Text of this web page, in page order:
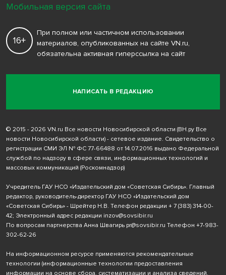
НАПИСАТЬ В РЕДАКЦИЮ
16+
При полном или частичном использовании
материалов, опубликованных на сайте VN.ru,
обязательна активная гиперссылка на сайт
© 2015 - 2026 VN.ru Все новости Новосибирской области (ВН.ру Все
новости Новосибирской области) - сетевое издание. Свидетельство о
регистрации СМИ ЭЛ № ФС 77-66488 от 14.07.2016 выдано Федеральной
службой по надзору в сфере связи, информационных технологий и
массовых коммуникаций (Роскомнадзор)
Учредитель ГАУ НСО «Издательский дом «Советская Сибирь». Главный
редактор, руководитель-директор ГАУ НСО «Издательский дом
«Советская Сибирь» - Шрейтер Н.В. Телефон редакции + 7 (383) 314-00-
42; Электронный адрес редакции inzov@sovsibir.ru
По вопросам партнерства Анна Швагирь pr@sovsibir.ru Телефон +7-983-
302-62-26
На информационном ресурсе применяются рекомендательные
технологии (информационные технологии предоставления
информации на основе сбора, систематизации и анализа сведений,
Мобильная версия сайта